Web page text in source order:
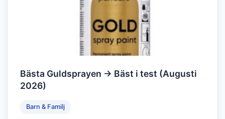
Bästa Guldsprayen → Bäst i test (Augusti
2026)
Barn & Familj